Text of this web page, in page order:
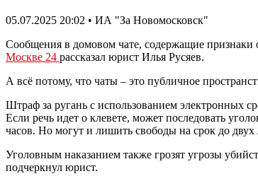
05.07.2025 20:02 • ИА "За Новомосковск"
Сообщения в домовом чате, содержащие признаки
Москве 24 рассказал юрист Илья Русяев.
А всё потому, что чаты – это публичное
Штраф за ругань с использованием электронных
Если речь идет о клевете, может последовать
часов. Но могут и лишить свободы на срок до двух
Уголовным наказанием также грозят угрозы
подчеркнул юрист.